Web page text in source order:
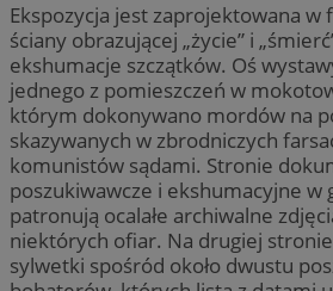
Ekspozycja jest zaprojektowana
ściany obrazującej „życie” i
ekshumacje szczątków. Oś
jednego z pomieszczeń w
którym dokonywano mordów na
skazywanych w zbrodniczych
komunistów sądami. Stronie
poszukiwawcze i ekshumacyjne w
patronują ocalałe archiwalne
niektórych ofiar. Na drugiej
sylwetki spośród około dwustu